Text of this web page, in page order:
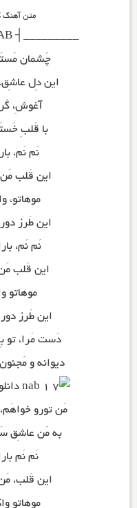
متن آهنگ
_________┤ MUSICNAB ├_________
چَشمان
این دِل
آغوشِ،
با قَلبِ
نَم نَم،
این قَلب
موهاتو،
این طَرز
نَم نَم،
این قَلب
موهاتو
این طَرز
دَست مَرا، تو
دیوانه و
مَن تورو
به مَن عاشِق
نَم نَم
این قَلب،
موهاتو